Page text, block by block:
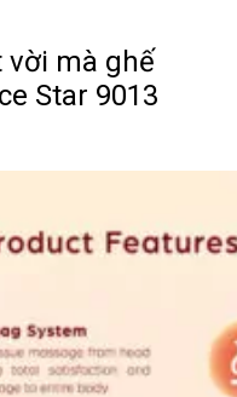
vời mà ghế
Star 9013